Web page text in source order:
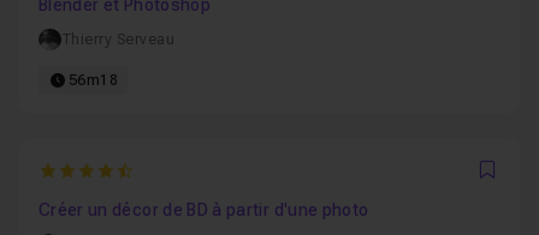
Blender et Photoshop
Thierry Serveau
56m18
4.375
Créer un décor de BD à partir d'une photo